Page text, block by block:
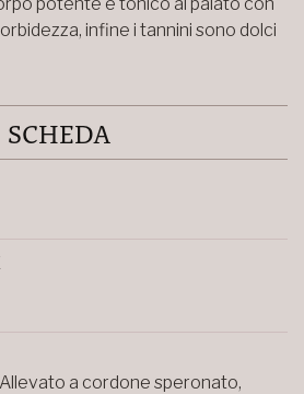
infine i tannini sono dolci
SCHEDA
a cordone speronato,